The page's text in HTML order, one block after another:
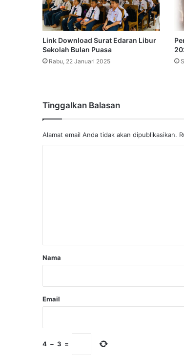
Link Download Surat Edaran Libur
Sekolah Bulan Puasa
Rabu, 22 Januari 2025
Tinggalkan Balasan
Alamat email Anda tidak akan dipublikasikan.
rNama
Email
4 − 3 =